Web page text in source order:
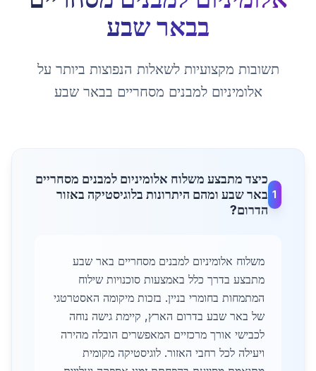
בבאר שבע
תשובות מקצועיות לשאלות הנפוצות ביותר על
אלומיניום למבנים מסחריים בבאר שבע
1
כיצד מתבצע משלוח אלומיניום למבנים מסחריים
באר שבע ומהם היתרונות בלוגיסטיקה באזור
הדרום?
משלוח אלומיניום למבנים מסחריים באר שבע
מתבצע בדרך כלל באמצעות סוכנויות שילוח
המתמחות בחומרי בניין. בזכות מיקומה האסטרטגי
של באר שבע בדרום הארץ, קיימת גישה נוחה
לכבישי אורך מרכזיים המאפשרים הובלה מהירה
ויעילה לכל רחבי האזור. לוגיסטיקה מקומית